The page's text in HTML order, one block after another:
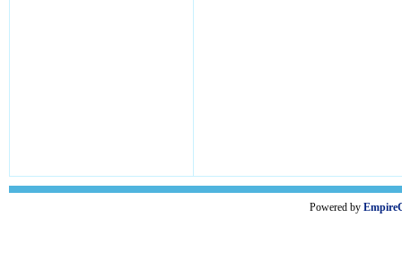
Powered by